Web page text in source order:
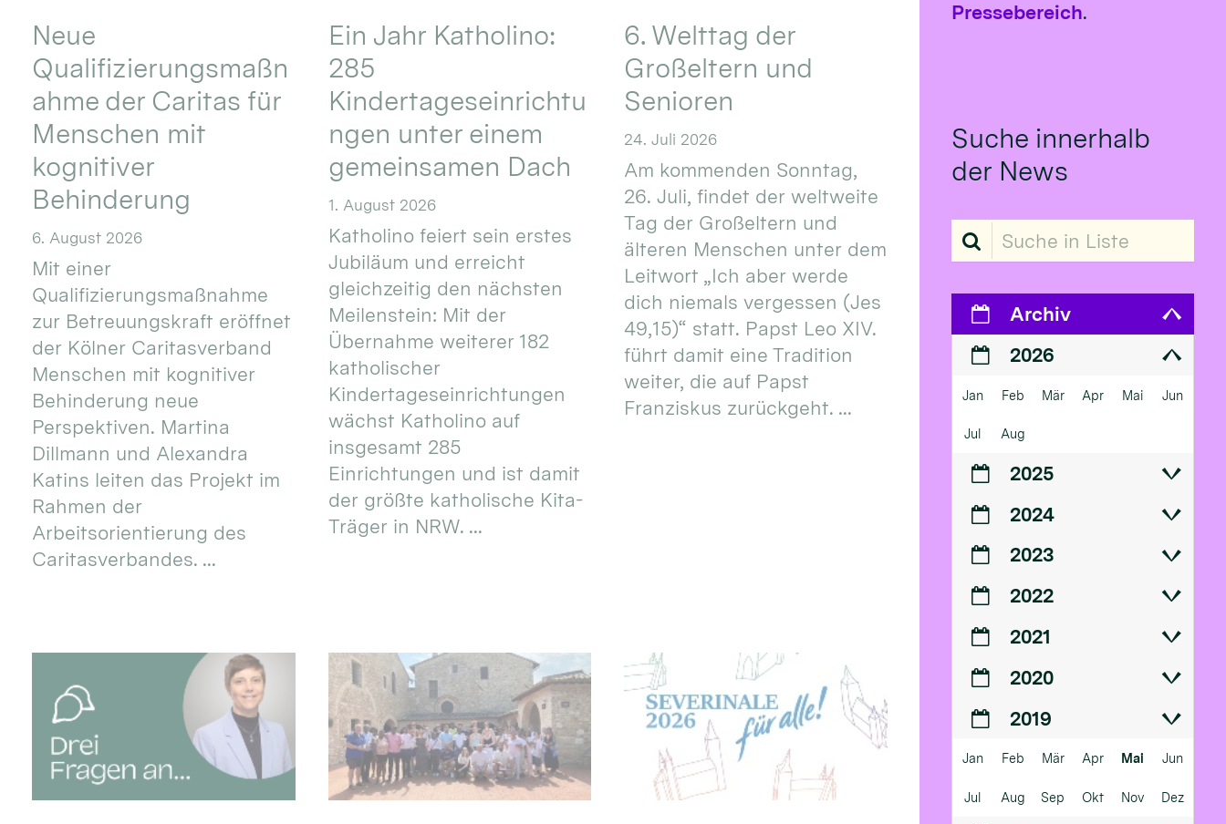
Neue
Qualifizierungsmaßn
ahme der Caritas für
Menschen mit
kognitiver
Behinderung
6. August 2026
Mit einer
Qualifizierungsmaßnahme
zur Betreuungskraft eröffnet
der Kölner Caritasverband
Menschen mit kognitiver
Behinderung neue
Perspektiven. Martina
Dillmann und Alexandra
Katins leiten das Projekt im
Rahmen der
Arbeitsorientierung des
Caritasverbandes. ...
Ein Jahr Katholino:
285
Kindertageseinrichtu
ngen unter einem
gemeinsamen Dach
1. August 2026
Katholino feiert sein erstes
Jubiläum und erreicht
gleichzeitig den nächsten
Meilenstein: Mit der
Übernahme weiterer 182
katholischer
Kindertageseinrichtungen
wächst Katholino auf
insgesamt 285
Einrichtungen und ist damit
der größte katholische Kita-
Träger in NRW. ...
6. Welttag der
Großeltern und
Senioren
24. Juli 2026
Am kommenden Sonntag,
26. Juli, findet der weltweite
Tag der Großeltern und
älteren Menschen unter dem
Leitwort „Ich aber werde
dich niemals vergessen (Jes
49,15)“ statt. Papst Leo XIV.
führt damit eine Tradition
weiter, die auf Papst
Franziskus zurückgeht. ...
Pressebereich.
Suche innerhalb
der News
Suche in Liste
Archiv
2026
Jan Feb Mär Apr Mai Jun
Jul Aug
2025
2024
2023
2022
2021
2020
2019
Jan Feb Mär Apr Mai Jun
Jul Aug Sep Okt Nov Dez